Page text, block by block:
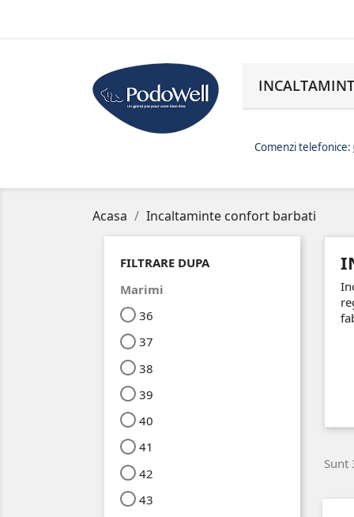
Comenzi telefonice:
Acasa Incaltaminte confort barbati
FILTRARE DUPA
Marimi
36
37
38
39
40
41
42
43
Sunt